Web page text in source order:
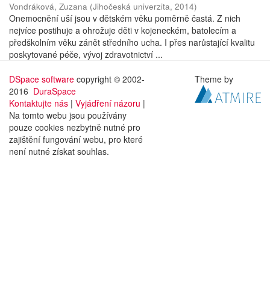
Vondráková, Zuzana (Jihočeská univerzita, 2014)
Onemocnění uší jsou v dětském věku poměrně častá. Z nich
nejvíce postihuje a ohrožuje děti v kojeneckém, batolecím a
předškolním věku zánět středního ucha. I přes narůstající kvalitu
poskytované péče, vývoj zdravotnictví ...
DSpace software copyright © 2002-
2016 DuraSpace
Kontaktujte nás | Vyjádření názoru |
Na tomto webu jsou používány
pouze cookies nezbytně nutné pro
zajištění fungování webu, pro které
není nutné získat souhlas.
Theme by